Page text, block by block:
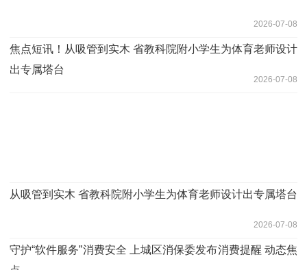
2026-07-08
焦点短讯！从吸管到实木 省教科院附小学生为体育老师设计
出专属塔台
2026-07-08
从吸管到实木 省教科院附小学生为体育老师设计出专属塔台
2026-07-08
守护“软件服务”消费安全 上城区消保委发布消费提醒 动态焦